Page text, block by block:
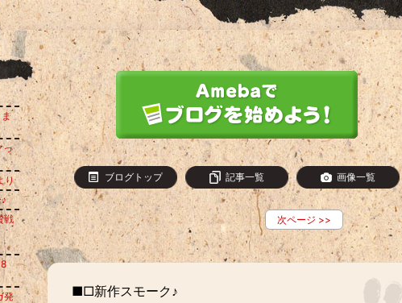
ブログトップ 記事一覧 画像一覧
次ページ >>
■□新作スモーク♪
っ
り
戦
発